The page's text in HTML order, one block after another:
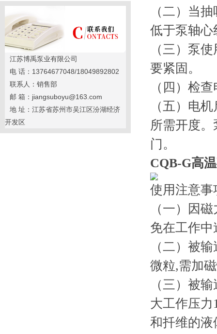
江苏博禹泵业有限公司
电 话：13764677048/18049892802
联系人：销售部
邮 箱：jiangsuboyu@163.com
地 址：江苏省苏州市吴江区汾湖经济
开发区
（二）当
低于泵轴心
（三）泵
要紧固。
（四）检
（五）电
所需开度
门。
CQB-G高
使用注意事
（一）因
免在工作
（二）被
微粒,需加
（三）被
大工作压力
和扦维的液